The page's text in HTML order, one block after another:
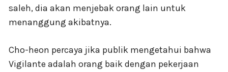
saleh, dia akan menjebak orang lain untuk
menanggung akibatnya.
Cho-heon percaya jika publik mengetahui bahwa
Vigilante adalah orang baik dengan pekerjaan